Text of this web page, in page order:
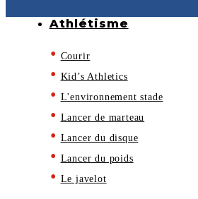
Athlétisme
Courir
Kid’s Athletics
L'environnement stade
Lancer de marteau
Lancer du disque
Lancer du poids
Le javelot